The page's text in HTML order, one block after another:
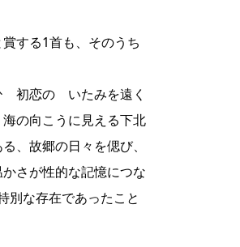
する1首も、そのうち
初恋の いたみを遠く
の向こうに見える下北
、故郷の日々を偲び、
さが性的な記憶につな
別な存在であったこと